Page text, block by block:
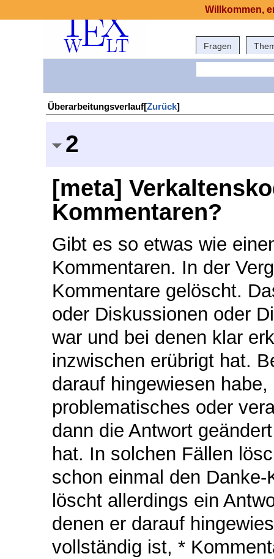
Fragen
Überarbeitungsverlauf[Zurück]
2
[meta]
Kommentaren?
Gibt es so etwas wie
Kommentaren. In der
Kommentare gelöscht.
oder Diskussionen oder
war und bei denen klar
inzwischen erübrigt hat.
darauf hingewiesen
problematisches oder
dann die Antwort
hat. In solchen Fällen
schon einmal den
löscht allerdings ein
denen er darauf
vollständig ist, *
Willkommen,